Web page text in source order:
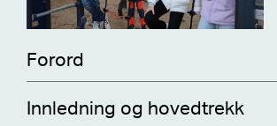
Forord
Innledning og hovedtrekk